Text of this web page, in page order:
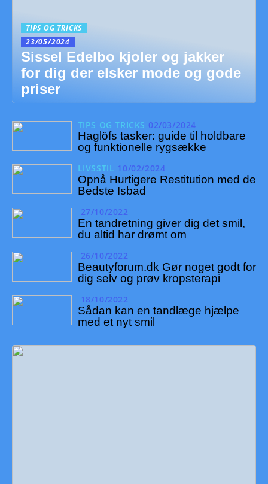
TIPS OG TRICKS
23/05/2024
Sissel Edelbo kjoler og jakker
for dig der elsker mode og gode
priser
TIPS OG TRICKS 02/03/2024
Haglöfs tasker: guide til holdbare
og funktionelle rygsække
LIVSSTIL 10/02/2024
Opnå Hurtigere Restitution med de
Bedste Isbad
27/10/2022
En tandretning giver dig det smil,
du altid har drømt om
26/10/2022
Beautyforum.dk Gør noget godt for
dig selv og prøv kropsterapi
18/10/2022
Sådan kan en tandlæge hjælpe
med et nyt smil